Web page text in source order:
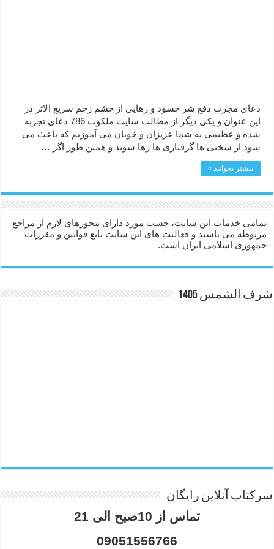
دعای مجرب دفع شر حسود و رهایی از چشم زخم سریع الاثر در
این عنوان و یکی دیگر از مطالب سایت ملکوت 786 دعای تجربه
شده و عظیمی به شما عزیزان و خوبان می آموزیم که باعث می
شود از سختی ها گرفتاری ها رها شوید و همین طور اگر …
بیشتر بخوانید »
تمامی خدمات این سایت، حسب مورد دارای مجوزهای لازم از مراجع
مربوطه می باشند و فعالیت های این سایت تابع قوانین و مقررات
جمهوری اسلامی ایران است.
شرف الشمس 1405
سرکتاب آنلاین رایگان
تماس از 10صبح الی 21
09051556766